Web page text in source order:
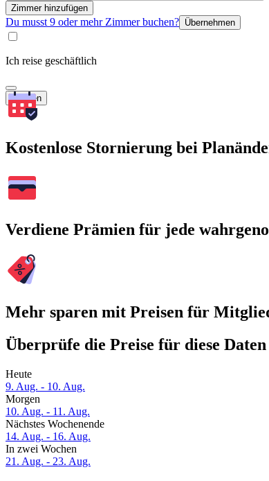
Zimmer hinzufügen
Du musst 9 oder mehr Zimmer buchen? Übernehmen
Ich reise geschäftlich
Suchen
Kostenlose Stornierung bei
Verdiene Prämien für jede
Mehr sparen mit Preisen für
Überprüfe die Preise für diese Daten
Heute
9. Aug. - 10. Aug.
Morgen
10. Aug. - 11. Aug.
Nächstes Wochenende
14. Aug. - 16. Aug.
In zwei Wochen
21. Aug. - 23. Aug.